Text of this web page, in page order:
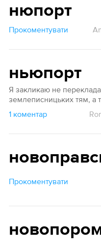
нюпорт
Прокоментувати
ньюпорт
Я закликаю не
землеписницьких тям, а
1 коментар
Прокоментувати